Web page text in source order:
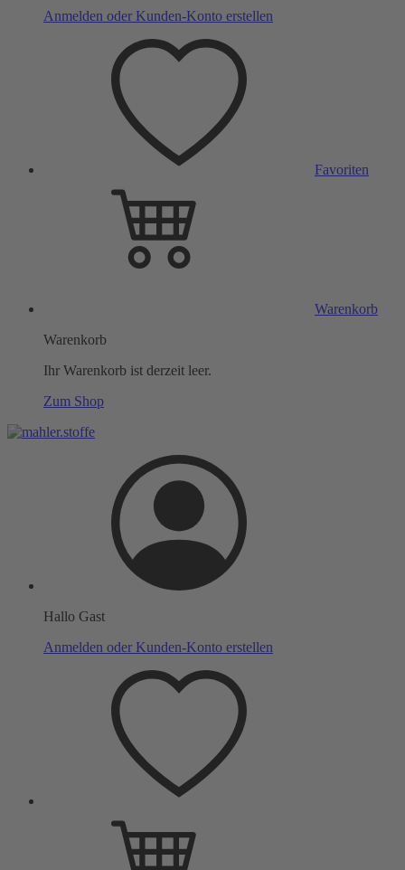
Anmelden oder Kunden-Konto erstellen
Favoriten
Warenkorb
Warenkorb
Ihr Warenkorb ist derzeit leer.
Zum Shop
Hallo Gast
Anmelden oder Kunden-Konto erstellen